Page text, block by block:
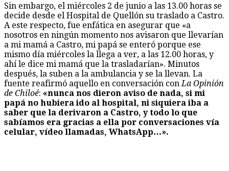
Sin embargo, el miércoles 2 de junio a las 13.00 horas se
decide desde el Hospital de Quellón su traslado a Castro.
A este respecto, fue enfática en asegurar que «a
nosotros en ningún momento nos avisaron que llevarían
a mi mamá a Castro, mi papá se enteró porque ese
mismo día miércoles la llega a ver, a las 12.00 horas, y
ahí le dice mi mamá que la trasladarían». Minutos
después, la suben a la ambulancia y se la llevan. La
fuente reafirmó aquello en conversación con La Opinión
de Chiloé: «nunca nos dieron aviso de nada, si mi
papá no hubiera ido al hospital, ni siquiera iba a
saber que la derivaron a Castro, y todo lo que
sabíamos era gracias a ella por conversaciones vía
celular, vídeo llamadas, WhatsApp…».